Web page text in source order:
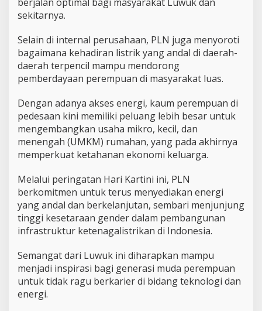
sekitarnya.
Selain di internal perusahaan, PLN juga menyoroti
bagaimana kehadiran listrik yang andal di daerah-
daerah terpencil mampu mendorong
pemberdayaan perempuan di masyarakat luas.
Dengan adanya akses energi, kaum perempuan di
pedesaan kini memiliki peluang lebih besar untuk
mengembangkan usaha mikro, kecil, dan
menengah (UMKM) rumahan, yang pada akhirnya
memperkuat ketahanan ekonomi keluarga.
Melalui peringatan Hari Kartini ini, PLN
berkomitmen untuk terus menyediakan energi
yang andal dan berkelanjutan, sembari menjunjung
tinggi kesetaraan gender dalam pembangunan
infrastruktur ketenagalistrikan di Indonesia.
Semangat dari Luwuk ini diharapkan mampu
menjadi inspirasi bagi generasi muda perempuan
untuk tidak ragu berkarier di bidang teknologi dan
energi.